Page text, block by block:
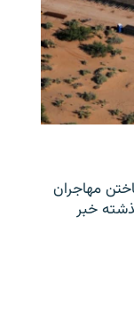
مهاجران
خبر